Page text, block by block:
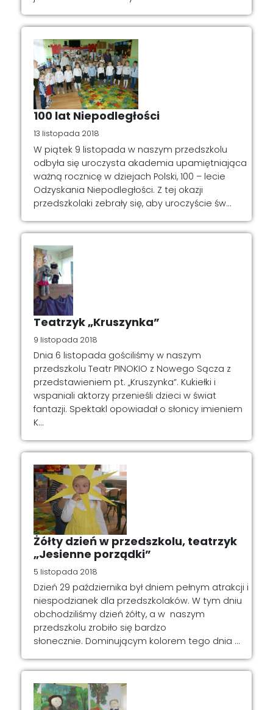
100 lat Niepodległości
13 listopada 2018
W piątek 9 listopada w naszym przedszkolu
odbyła się uroczysta akademia upamiętniająca
ważną rocznicę w dziejach Polski, 100 – lecie
Odzyskania Niepodległości. Z tej okazji
przedszkolaki zebrały się, aby uroczyście św...
Teatrzyk „Kruszynka”
9 listopada 2018
Dnia 6 listopada gościliśmy w naszym
przedszkolu Teatr PINOKIO z Nowego Sącza z
przedstawieniem pt. „Kruszynka”. Kukiełki i
wspaniali aktorzy przenieśli dzieci w świat
fantazji. Spektakl opowiadał o słonicy imieniem
K...
Żółty dzień w przedszkolu, teatrzyk
„Jesienne porządki”
5 listopada 2018
Dzień 29 października był dniem pełnym atrakcji i
niespodzianek dla przedszkolaków. W tym dniu
obchodziliśmy dzień żółty, a w naszym
przedszkolu zrobiło się bardzo
słonecznie. Dominującym kolorem tego dnia ...